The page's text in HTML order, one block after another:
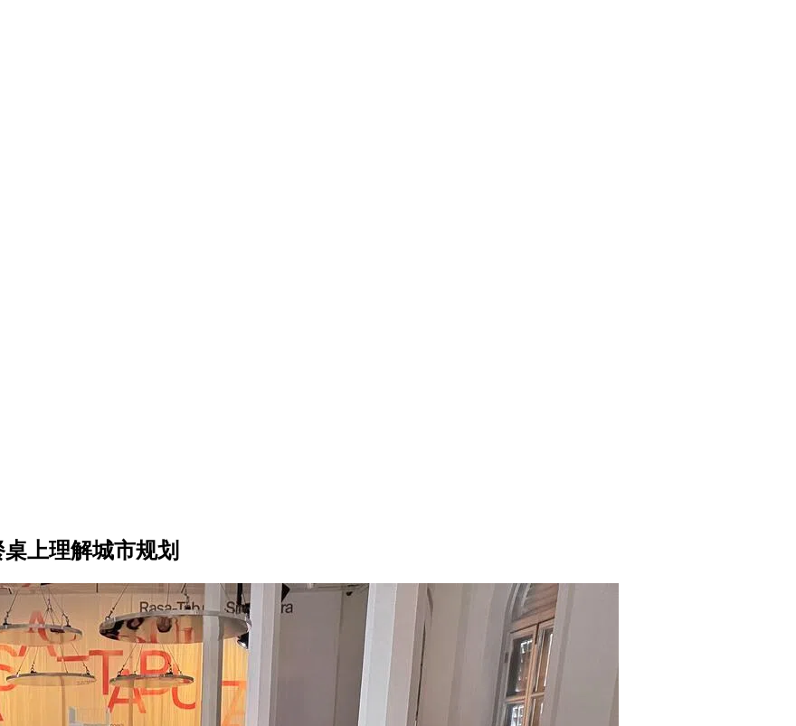
上理解城市规划